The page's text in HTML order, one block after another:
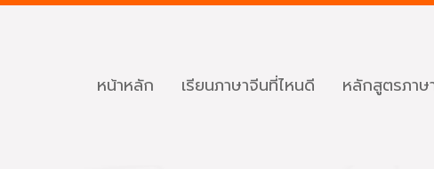
หน้าหลัก เรียนภาษาจีนที่ไหนดี หลักสูตรภาษ